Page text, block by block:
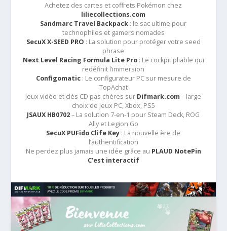
Achetez des cartes et coffrets Pokémon chez
liliecollections.com
Sandmarc Travel Backpack : le sac ultime pour
technophiles et gamers nomades
SecuX X-SEED PRO : La solution pour protéger votre seed
phrase
Next Level Racing Formula Lite Pro: Le cockpit pliable qui
redéfinit l’immersion
Configomatic: Le configurateur PC sur mesure de
TopAchat
Jeux vidéo et clés CD pas chères sur Difmark.com – large
choix de jeux PC, Xbox, PS5
JSAUX HB0702– La solution 7-en-1 pour Steam Deck, ROG
Ally et Legion Go
SecuX PUFido Clife Key : La nouvelle ère de
l’authentification
Ne perdez plus jamais une idée grâce au PLAUD NotePin
C’est interactif